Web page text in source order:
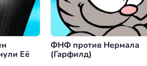
Её
ФНФ против Нермала
(Гарфилд)